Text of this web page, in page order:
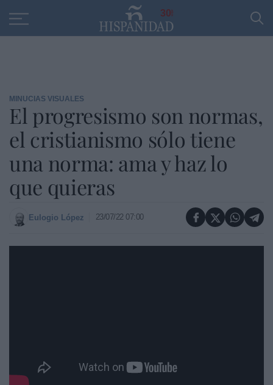
30
MINUCIAS VISUALES
El progresismo son normas,
el cristianismo sólo tiene
una norma: ama y haz lo
que quieras
Eulogio López 23/07/22 07:00